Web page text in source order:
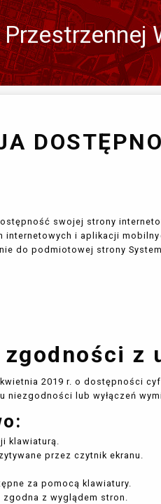
Zmień
język
swojej strony
i aplikacji
do podmiotowej strony
z
2019 r. o dostępności
lub wyłączeń
klawiaturą.
przez czytnik ekranu.
za pomocą klawiatury.
z wyglądem stron.